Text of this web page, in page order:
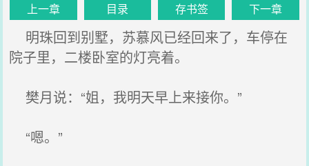
上一章 目录 存书签 下一章
明珠回到别墅，苏慕风已经回来了，车停在
院子里，二楼卧室的灯亮着。
樊月说：“姐，我明天早上来接你。”
“嗯。”